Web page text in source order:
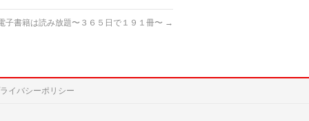
子書籍は読み放題〜３６５日で１９１冊〜 →
イバシーポリシー